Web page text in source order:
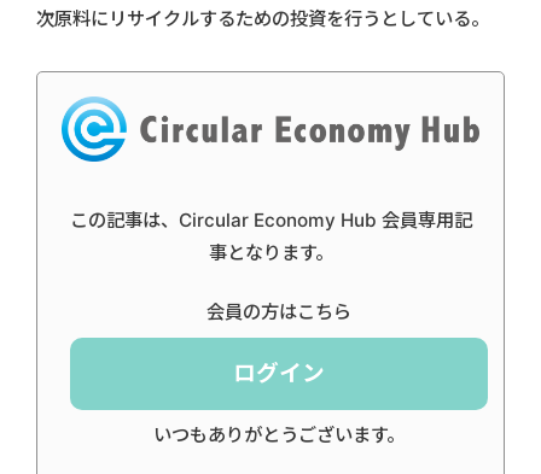
次原料にリサイクルするための投資を行うとしている。
この記事は、Circular Economy Hub 会員専用記
事となります。
会員の方はこちら
ログイン
いつもありがとうございます。